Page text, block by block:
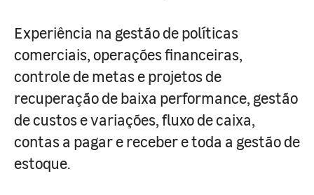
Experiência na gestão de políticas
comerciais, operações financeiras,
controle de metas e projetos de
recuperação de baixa performance, gestão
de custos e variações, fluxo de caixa,
contas a pagar e receber e toda a gestão de
estoque.